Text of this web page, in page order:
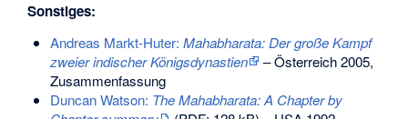
Sonstiges:
Andreas Markt-Huter: Mahabharata: Der große Kampf
zweier indischer Königsdynastien
– Österreich 2005,
Zusammenfassung
Duncan Watson: The Mahabharata: A Chapter by